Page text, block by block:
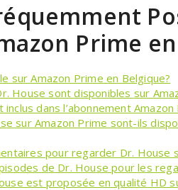
Prime
sur Amazon Prime en Belgique?
House sont disponibles sur
dans l’abonnement
sur Amazon Prime sont-ils
pour regarder Dr. House
de Dr. House pour les
est proposée en qualité HD